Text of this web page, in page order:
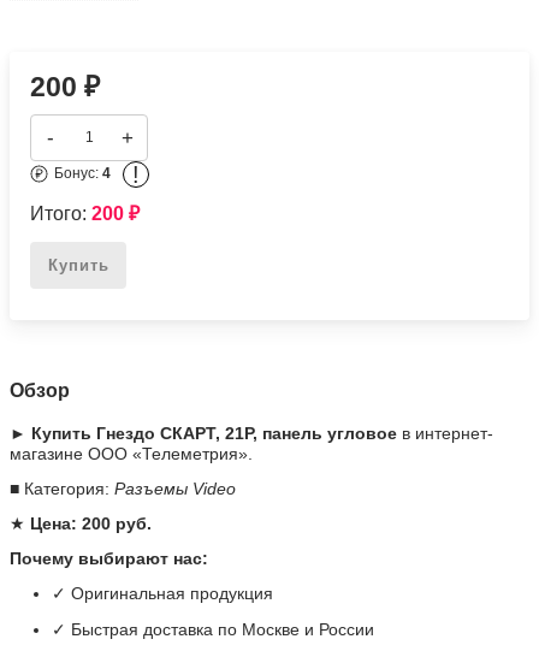
200₽
- +
Бонус:4 !
Итого:200₽
Купить
Обзор
► Купить Гнездо СКАРТ, 21P, панель угловое в интернет-
магазине ООО «Телеметрия».
■ Категория:Разъемы Video
★ Цена: 200 руб.
Почему выбирают нас:
✓ Оригинальная продукция
✓ Быстрая доставка по Москве и России